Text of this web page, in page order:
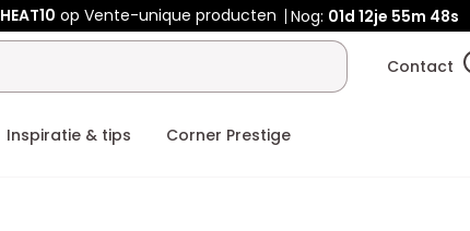
HEAT10 op Vente-unique producten Nog: 01d 12je 55m 47s
Contact
Inspiratie & tips Corner Prestige